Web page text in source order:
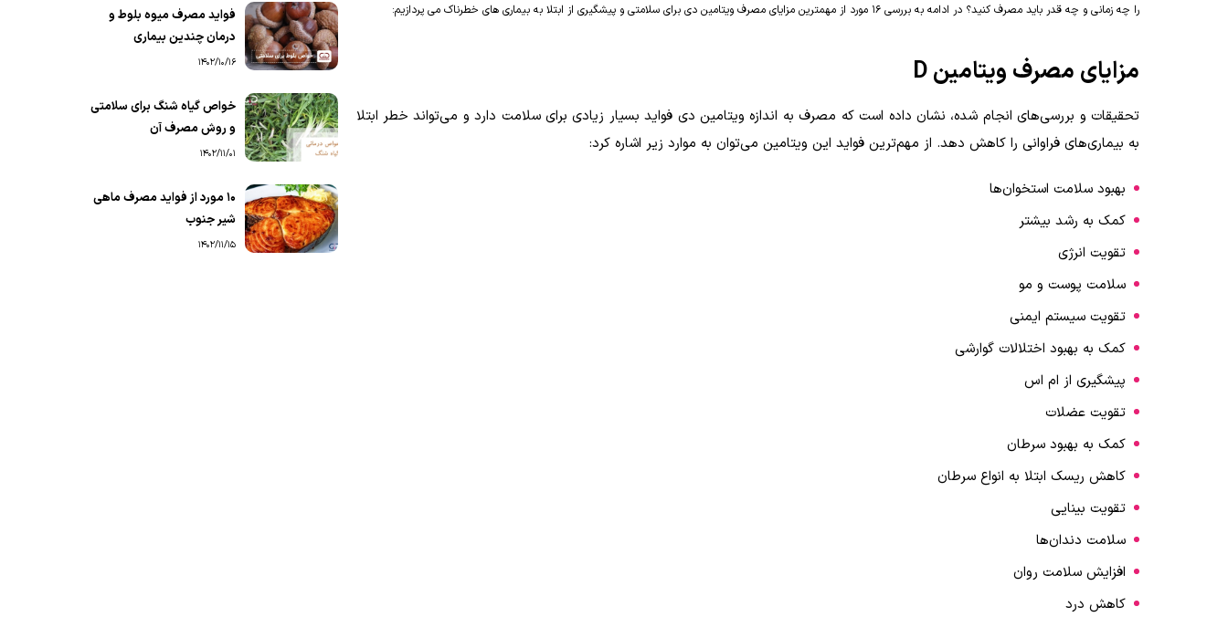
را چه زمانی و چه قدر باید مصرف کنید؟ در ادامه به بررسی 16 مورد از مهمترین مزایای مصرف ویتامین دی برای سلامتی و پیشگیری از ابتلا به بیماری های خطرناک می پردازیم:
مزایای مصرف ویتامین D
تحقیقات و بررسی‌های انجام شده، نشان داده است که مصرف به اندازه ویتامین دی فواید بسیار زیادی برای سلامت دارد و می‌تواند خطر ابتلا
به بیماری‌های فراوانی را کاهش دهد. از مهم‌ترین فواید این ویتامین می‌توان به موارد زیر اشاره کرد:
بهبود سلامت استخوان‌ها
کمک به رشد بیشتر
تقویت انرژی
سلامت پوست و مو
تقویت سیستم ایمنی
کمک به بهبود اختلالات گوارشی
پیشگیری از ام اس
تقویت عضلات
کمک به بهبود سرطان
کاهش ریسک ابتلا به انواع سرطان
تقویت بینایی
سلامت دندان‌ها
افزایش سلامت روان
کاهش درد
فواید مصرف میوه بلوط و
درمان چندین بیماری
1402/10/16
خواص گیاه شنگ برای سلامتی
و روش مصرف آن
1402/11/01
۱۰ مورد از فواید مصرف ماهی
شیر جنوب
1402/11/15